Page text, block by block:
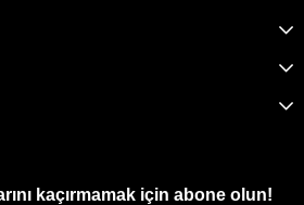
kaçırmamak için abone olun!